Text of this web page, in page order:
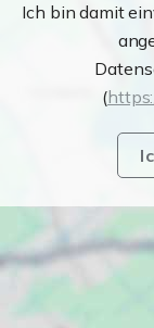
Ich bin damit
(